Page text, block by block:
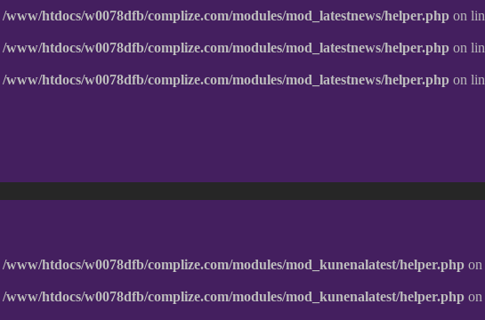
/www/htdocs/w0078dfb/complize.com/modules/mod_latestnews/helper.php on
/www/htdocs/w0078dfb/complize.com/modules/mod_latestnews/helper.php on
/www/htdocs/w0078dfb/complize.com/modules/mod_latestnews/helper.php on
/www/htdocs/w0078dfb/complize.com/modules/mod_kunenalatest/helper.php
/www/htdocs/w0078dfb/complize.com/modules/mod_kunenalatest/helper.php